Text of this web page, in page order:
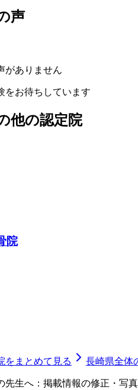
声
がありません
をお待ちしています
他の認定院
院
をまとめて見る 長崎県全体
先生へ：掲載情報の修正・写